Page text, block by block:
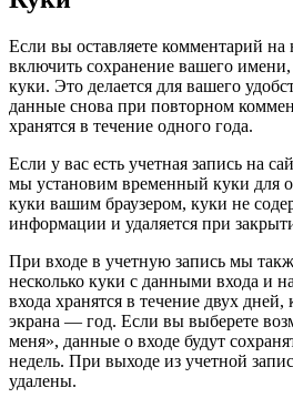
Если вы оставляете комментарий
включить сохранение вашего имени,
куки. Это делается для вашего
данные снова при повторном
хранятся в течение одного года.
Если у вас есть учетная запись на
мы установим временный куки для
куки вашим браузером, куки не
информации и удаляется при
При входе в учетную запись мы
несколько куки с данными входа и
входа хранятся в течение двух
экрана — год. Если вы выберете
меня», данные о входе будут
недель. При выходе из учетной
удалены.